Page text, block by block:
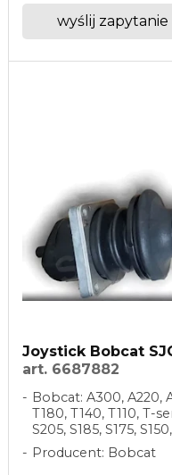
wyślij zapytanie
Joystick Bobcat
art. 6687882
Bobcat: A300, A220,
T180, T140, T110, T-
S205, S185, S175,
Producent: Bobcat